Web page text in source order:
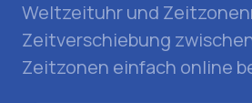
Weltzeituhr und
Zeitverschiebung
Zeitzonen einfach online